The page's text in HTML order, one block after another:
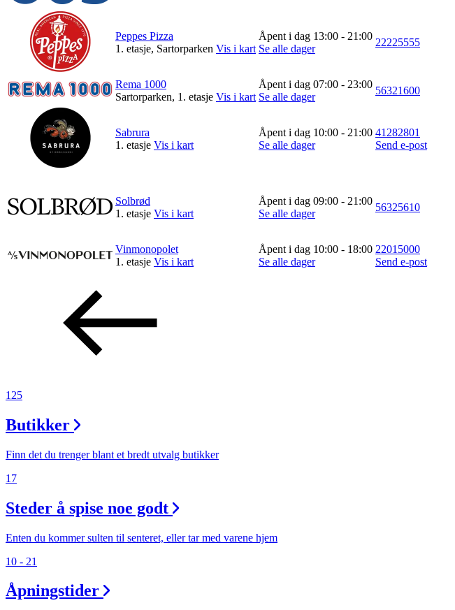
Peppes Pizza
1. etasje, Sartorparken Vis i kart
Åpent i dag 13:00 - 21:00
Se alle dager
22225555
Rema 1000
Sartorparken, 1. etasje Vis i kart
Åpent i dag 07:00 - 23:00
Se alle dager
56321600
Sabrura
1. etasje Vis i kart
Åpent i dag 10:00 - 21:00
Se alle dager
41282801
Send e-post
Solbrød
1. etasje Vis i kart
Åpent i dag 09:00 - 21:00
Se alle dager
56325610
Vinmonopolet
1. etasje Vis i kart
Åpent i dag 10:00 - 18:00
Se alle dager
22015000
Send e-post
125
Butikker
Finn det du trenger blant et bredt utvalg butikker
17
Steder å spise noe godt
Enten du kommer sulten til senteret, eller tar med varene hjem
10 - 21
Åpningstider